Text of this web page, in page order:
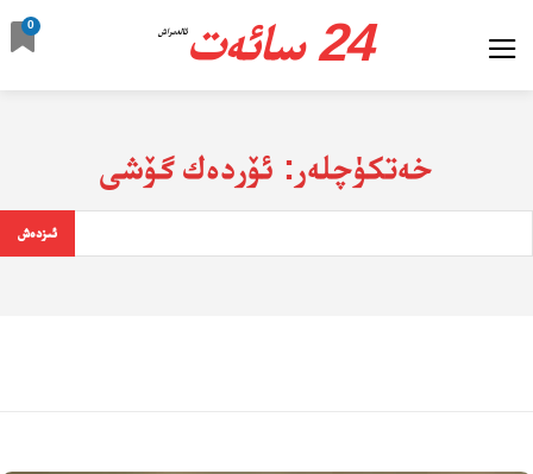
24 سائەت ئالدىراش
0
خەتكۈچلەر: ئۆردەك گۆشى
ئىزدەش